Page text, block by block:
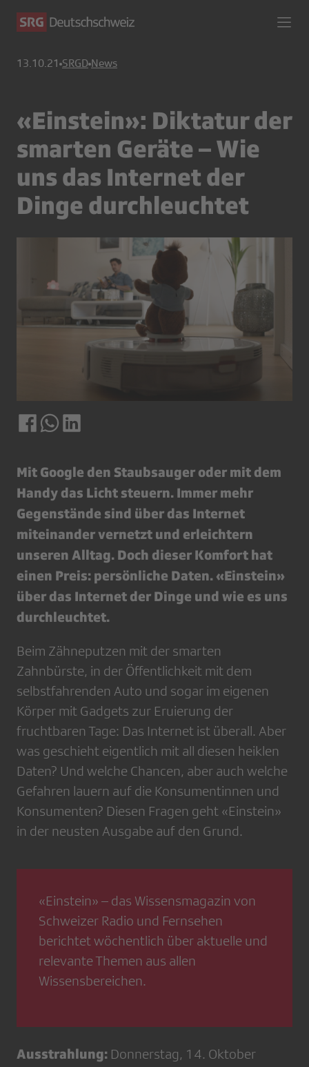
13.10.21 SRGD News
«Einstein»: Diktatur der
smarten Geräte – Wie
uns das Internet der
Dinge durchleuchtet
Mit Google den Staubsauger oder mit dem
Handy das Licht steuern. Immer mehr
Gegenstände sind über das Internet
miteinander vernetzt und erleichtern
unseren Alltag. Doch dieser Komfort hat
einen Preis: persönliche Daten. «Einstein»
über das Internet der Dinge und wie es uns
durchleuchtet.
Beim Zähneputzen mit der smarten
Zahnbürste, in der Öffentlichkeit mit dem
selbstfahrenden Auto und sogar im eigenen
Körper mit Gadgets zur Eruierung der
fruchtbaren Tage: Das Internet ist überall. Aber
was geschieht eigentlich mit all diesen heiklen
Daten? Und welche Chancen, aber auch welche
Gefahren lauern auf die Konsumentinnen und
Konsumenten? Diesen Fragen geht «Einstein»
in der neusten Ausgabe auf den Grund.
«Einstein» – das Wissensmagazin von
Schweizer Radio und Fernsehen
berichtet wöchentlich über aktuelle und
relevante Themen aus allen
Wissensbereichen.
Ausstrahlung: Donnerstag, 14. Oktober